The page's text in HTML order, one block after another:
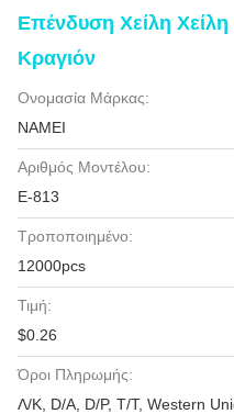
Επένδυση Χείλη Χείλη
Κραγιόν
Ονομασία Μάρκας:
NAMEI
Αριθμός Μοντέλου:
Ε-813
Τροποποιημένο:
12000pcs
Τιμή:
$0.26
Όροι Πληρωμής:
Λ/Κ, D/A, D/P, T/T, Western